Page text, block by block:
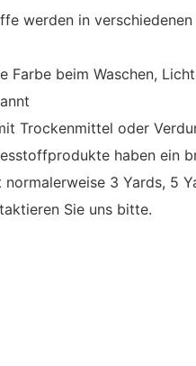
werden in
beim Waschen,
Trockenmittel oder
haben ein
3 Yards, 5
Sie uns bitte.